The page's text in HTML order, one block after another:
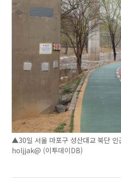
▲30일 서울 마포구 성산대교 북단 인
holjjak@ (이투데이DB)